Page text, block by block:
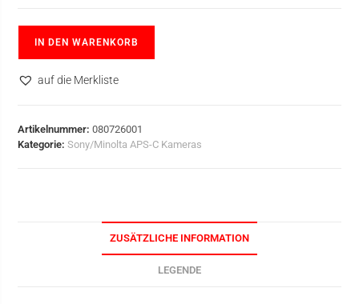
IN DEN WARENKORB
auf die Merkliste
Artikelnummer:080726001
Kategorie:Sony/Minolta APS-C Kameras
ZUSÄTZLICHE INFORMATION
LEGENDE